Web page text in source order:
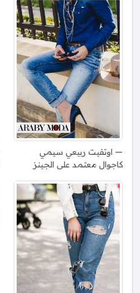
اوتفيت ربيعي سيمي
كاجوال معتمد على الجينز